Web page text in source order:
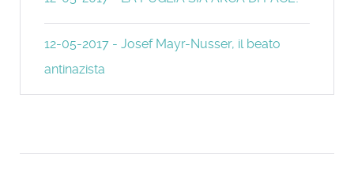
12-05-2017 - Josef Mayr-Nusser, il beato
antinazista